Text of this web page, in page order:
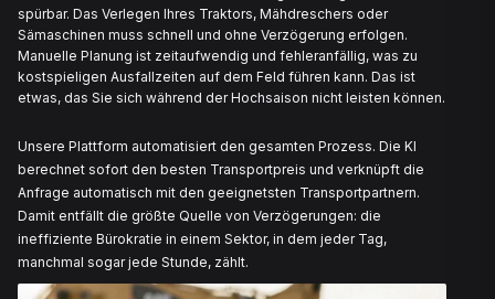
Agrartransport erfordert einen Partner, der sofort
Sie Maschinenhändler, Auftragnehmer oder
Unternehmer sind: Sie möchten, dass Ihre
Move Your Machine wurde entwickelt, um hier
bieten, mit maximalem Komfort. Profitieren Sie von
Planung, direkter Transparenz über die Kosten und
dass Ihre landwirtschaftlichen Fahrzeuge sicher und
ankommen.